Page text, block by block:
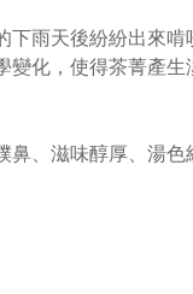
雨天後紛紛出來啃
化，使得茶菁產
、滋味醇厚、湯